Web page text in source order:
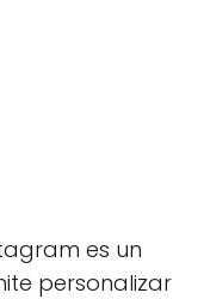
es un
personalizar